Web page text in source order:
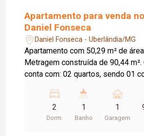
Apartamento para venda
Daniel Fonseca
Daniel Fonseca - Uberlândia/MG
Apartamento com 50,29 m² de
Metragem construída de 90,44 m². O imóvel
conta com: 02 quartos, sendo 01
ambientes; Banheiro social com
blindex; Cozinha com armário;
vaga de garagem coberta; O condomínio oferece:
2
Dorm.
1
Banho
1
Garagem